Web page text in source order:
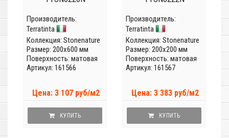
Производитель:
Terratinta
Коллекция: Stonenature
Размер: 200x600 мм
Поверхность: матовая
Артикул: 161566
Цена: 3 107 руб/м2
КУПИТЬ
Производитель:
Terratinta
Коллекция: Stonenature
Размер: 200x200 мм
Поверхность: матовая
Артикул: 161567
Цена: 3 383 руб/м2
КУПИТЬ